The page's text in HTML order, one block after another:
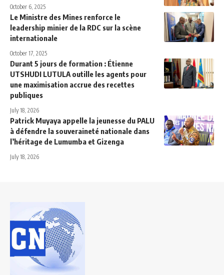
October 6, 2025
Le Ministre des Mines renforce le
leadership minier de la RDC sur la scène
internationale
October 17, 2025
Durant 5 jours de formation : Étienne
UTSHUDI LUTULA outille les agents pour
une maximisation accrue des recettes
publiques
July 18, 2026
Patrick Muyaya appelle la jeunesse du PALU
à défendre la souveraineté nationale dans
l’héritage de Lumumba et Gizenga
July 18, 2026